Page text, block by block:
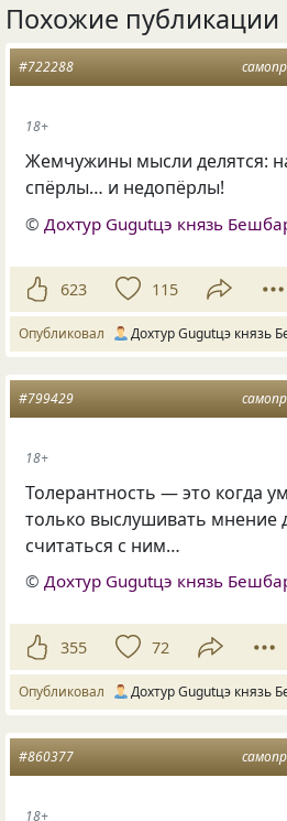
Похожие публикации
#722288
18+
Жемчужины мысли делятся:
спёрлы… и недопёрлы!
© Дохтур Gugutцэ князь
623 115
Опубликовал Дохтур Gugutцэ князь
#799429
18+
Толерантность — это когда
только выслушивать мнение
считаться с ним…
©Дохтур Gugutцэ князь
355 72
Опубликовал Дохтур Gugutцэ князь
#860377
18+